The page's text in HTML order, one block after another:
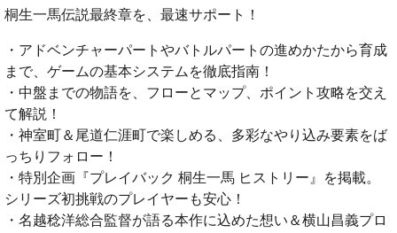
桐生一馬伝説最終章を、最速サポート！
・アドベンチャーパートやバトルパートの進めかたから育成
まで、ゲームの基本システムを徹底指南！
・中盤までの物語を、フローとマップ、ポイント攻略を交え
て解説！
・神室町＆尾道仁涯町で楽しめる、多彩なやり込み要素をば
っちりフォロー！
・特別企画『プレイバック 桐生一馬 ヒストリー』を掲載。
シリーズ初挑戦のプレイヤーも安心！
・名越稔洋総合監督が語る本作に込めた想い＆横山昌義プロ